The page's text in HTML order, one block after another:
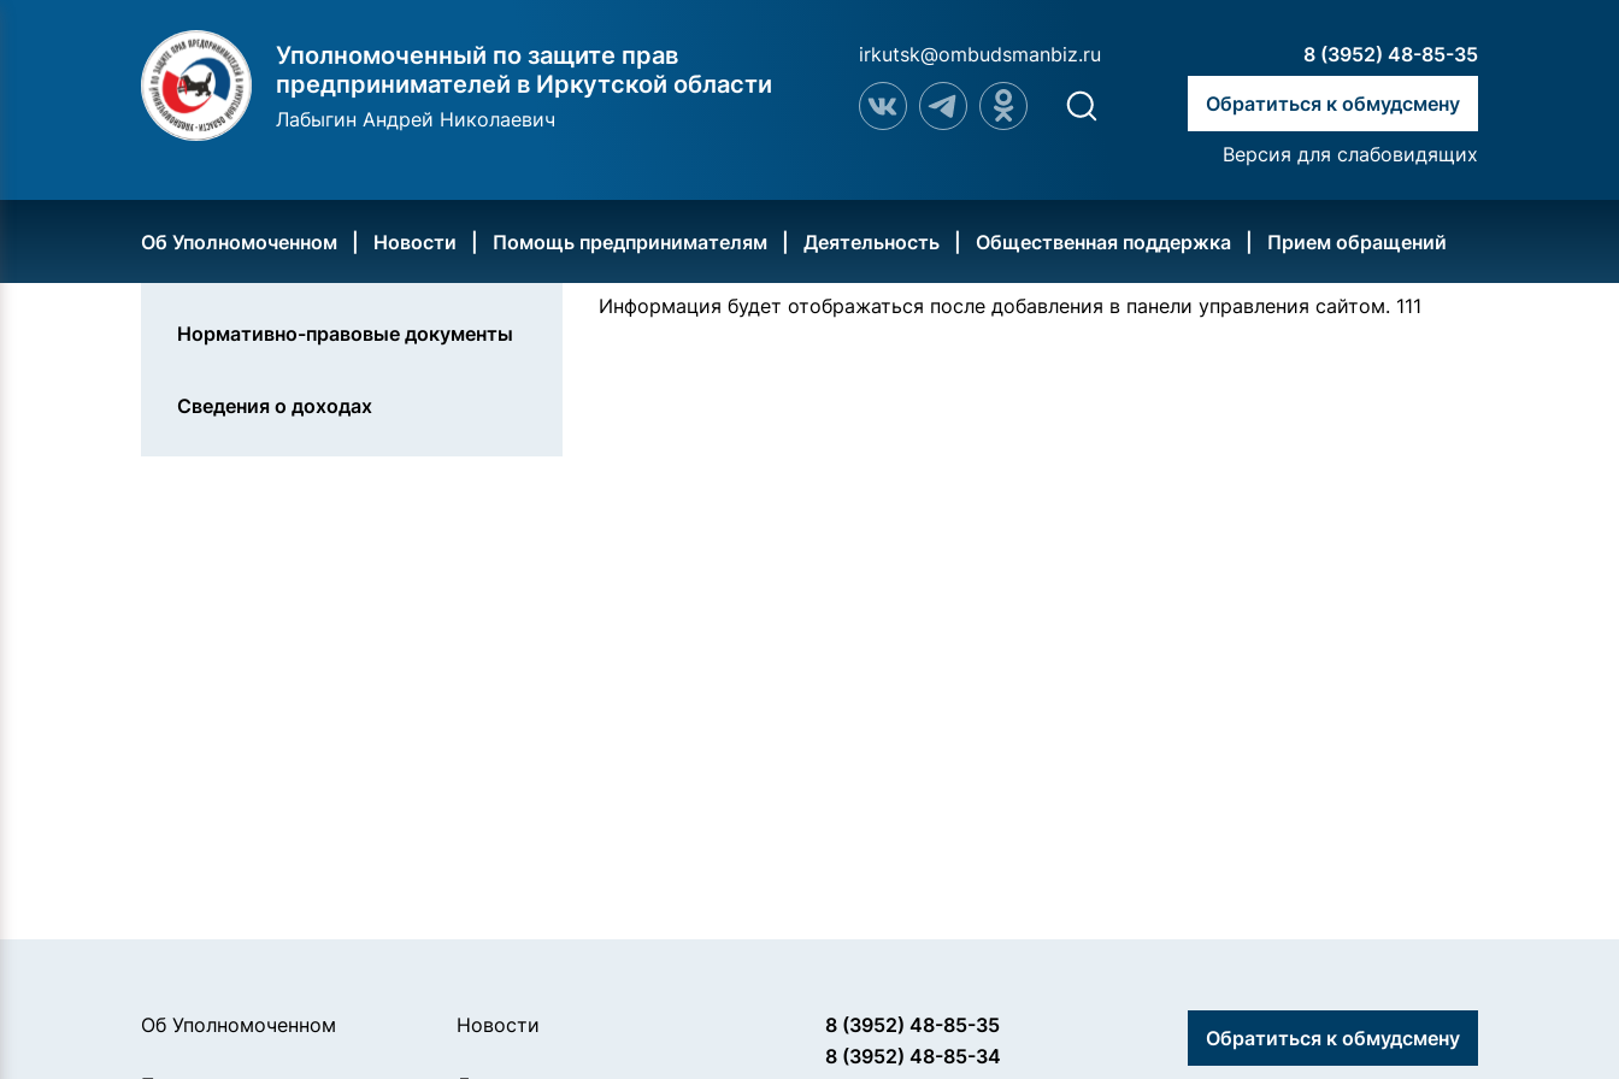
Уполномоченный по защите прав
предпринимателей в Иркутской области
Лабыгин Андрей Николаевич
irkutsk@ombudsmanbiz.ru 8 (3952) 48-85-35
Обратиться к обмудсмену
Версия для слабовидящих
Об Уполномоченном Новости Помощь предпринимателям Деятельность Общественная поддержка Прием обращений
Нормативно-правовые документы
Сведения о доходах
Информация будет отображаться после добавления в панели управления сайтом. 111
Об Уполномоченном Новости
8 (3952) 48-85-35
8 (3952) 48-85-34
Обратиться к обмудсмену